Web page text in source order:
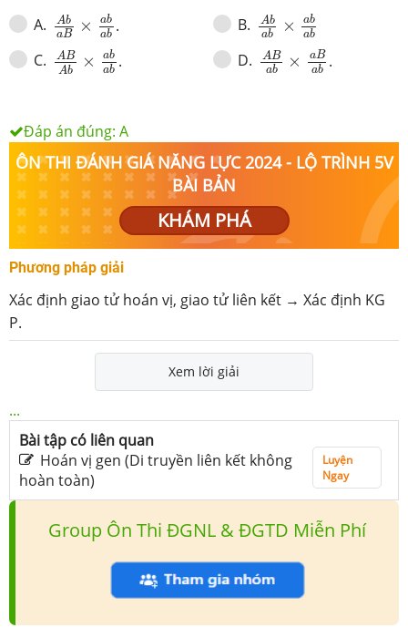
A. Ab
aB × ab
ab
Ab ×a . B. Ab
ab × ab
ab
Ab ×a
C. AB
Ab × ab
ab
ABA ×a . D. AB
ab × aB
ab
ABa ×aB.
Đáp án đúng: A
ÔN THI ĐÁNH GIÁ NĂNG LỰC 2024 - LỘ TRÌNH 5V
BÀI BẢN
KHÁM PHÁ
Phương pháp giải
Xác định giao tử hoán vị, giao tử liên kết → Xác định KG
P.
Xem lời giải
...
Bài tập có liên quan
Hoán vị gen (Di truyền liên kết không
hoàn toàn)
Luyện
Ngay
Group Ôn Thi ĐGNL & ĐGTD Miễn Phí